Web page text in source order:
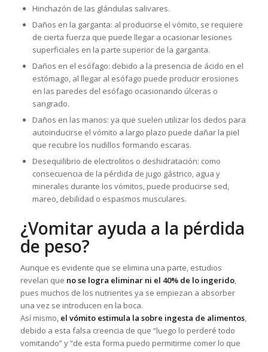
Hinchazón de las glándulas salivares.
Daños en la garganta: al producirse el vómito, se requiere
de cierta fuerza que puede llegar a ocasionar lesiones
superficiales en la parte superior de la garganta.
Daños en el esófago: debido a la presencia de ácido en el
estómago, al llegar al esófago puede producir erosiones
en las paredes del esófago ocasionando úlceras o
sangrado.
Daños en las manos: ya que suelen utilizar los dedos para
autoinducirse el vómito a largo plazo puede dañar la piel
que recubre los nudillos formando escaras.
Desequilibrio de electrolitos o deshidratación: como
consecuencia de la pérdida de jugo gástrico, agua y
minerales durante los vómitos, puede producirse sed,
mareo, debilidad o espasmos musculares.
¿Vomitar ayuda a la pérdida
de peso?
Aunque es evidente que se elimina una parte, estudios
revelan que no se logra eliminar ni el 40% de lo ingerido,
pues muchos de los nutrientes ya se empiezan a absorber
una vez se introducen en la boca.
Así mismo, el vómito estimula la sobre ingesta de alimentos,
debido a esta falsa creencia de que “luego lo perderé todo
vomitando” y “de esta forma puedo permitirme comer lo que